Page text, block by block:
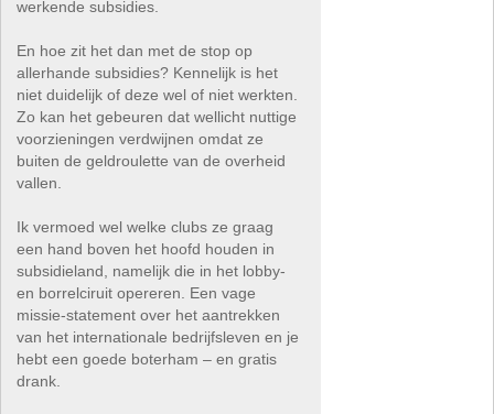
werkende subsidies.
En hoe zit het dan met de stop op
allerhande subsidies? Kennelijk is het
niet duidelijk of deze wel of niet werkten.
Zo kan het gebeuren dat wellicht nuttige
voorzieningen verdwijnen omdat ze
buiten de geldroulette van de overheid
vallen.
Ik vermoed wel welke clubs ze graag
een hand boven het hoofd houden in
subsidieland, namelijk die in het lobby-
en borrelciruit opereren. Een vage
missie-statement over het aantrekken
van het internationale bedrijfsleven en je
hebt een goede boterham – en gratis
drank.